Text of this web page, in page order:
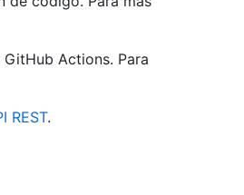
Actions. Para
REST.